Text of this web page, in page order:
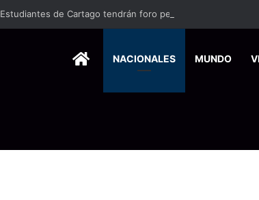
Estudiantes de Cartago tendrán foro permanente para
HOMENACIONALES MUNDO